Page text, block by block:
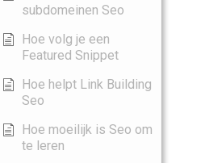
subdomeinen Seo
Hoe volg je een
Featured Snippet
Hoe helpt Link Building
Seo
Hoe moeilijk is Seo om
te leren